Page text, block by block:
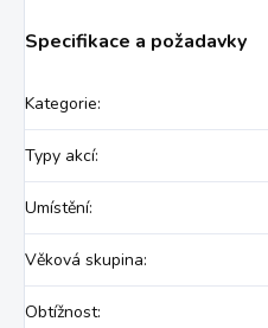
Specifikace a požadavky
Kategorie:
Typy akcí:
Umístění:
Věková skupina:
Obtížnost: